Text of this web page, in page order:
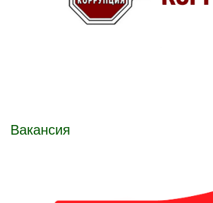
Вакансия